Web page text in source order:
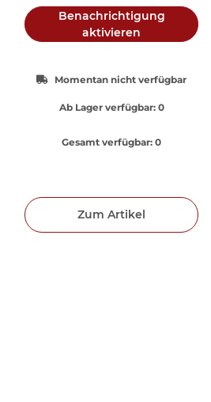
Benachrichtigung
aktivieren
Momentan nicht verfügbar
Ab Lager verfügbar:0
Gesamt verfügbar: 0
Zum Artikel